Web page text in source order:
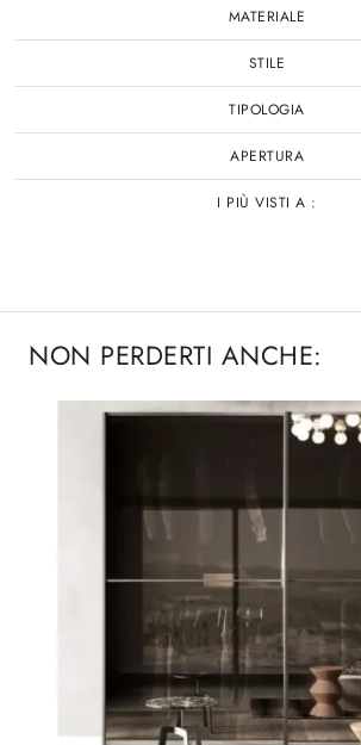
MATERIALE
STILE
TIPOLOGIA
APERTURA
I PIÙ VISTI A :
NON PERDERTI ANCHE: